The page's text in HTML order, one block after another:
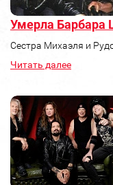
Умерла Барбара
Сестра Михаэля и
Читать далее